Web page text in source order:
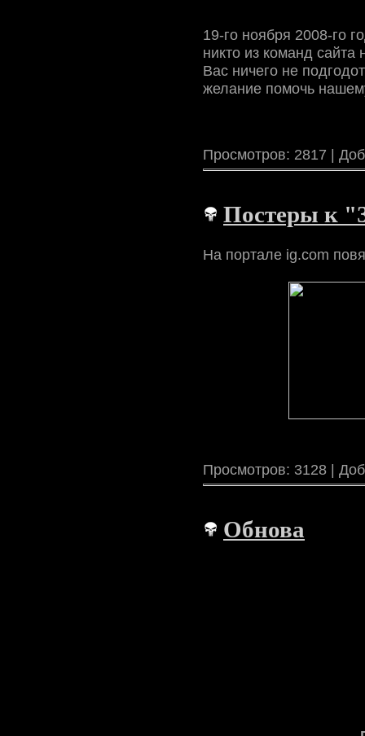
19-го ноября 2008-го
никто из команд
Вас ничего не
желание помочь
Просмотров: 2817 |
Постеры к
На портале ig.com
Просмотров: 3128 |
Обнова